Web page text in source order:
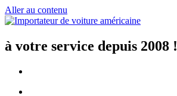
Aller au contenu
à votre service depuis 2008 !